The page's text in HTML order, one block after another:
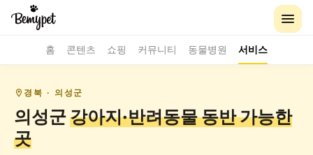
홈 콘텐츠 쇼핑 커뮤니티 동물병원 서비스
경북 · 의성군
의성군강아지·반려동물 동반가능한
곳